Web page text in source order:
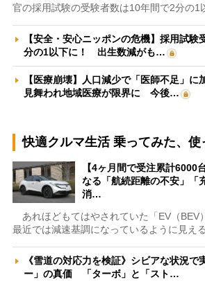
官の採用試験の受験者数は10年間で2分の1
【安全・安心ニッポンの危機】採用試験
分の1以下に！ 出生数減がも…
【医療崩壊】人口減少で「医師不足」に
見舞われ地域医療が限界に 今後…
快適クルマ生活 乗ってみた、使
【4ヶ月間で受注累計6000
なる「航続距離の不安」「
消…
あれほどもてはやされていた「EV（BEV
最近では減速基調になっているように見え
《雪道の対応力を検証》シビアな状況で
ー」の真価 「ターボ」と「スト…